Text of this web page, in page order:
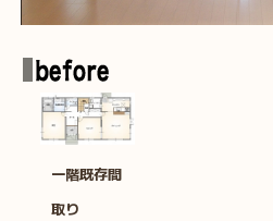
一階既存間
取り